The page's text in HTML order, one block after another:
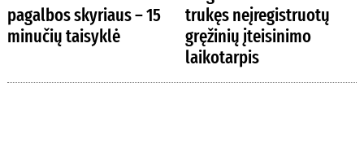
pagalbos skyriaus – 15
minučių taisyklė
trukęs neįregistruotų
gręžinių įteisinimo
laikotarpis